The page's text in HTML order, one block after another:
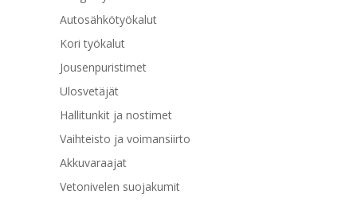
Autosähkötyökalut
Kori työkalut
Jousenpuristimet
Ulosvetäjät
Hallitunkit ja nostimet
Vaihteisto ja voimansiirto
Akkuvaraajat
Vetonivelen suojakumit